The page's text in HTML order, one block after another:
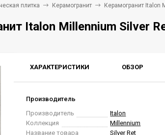
плитка Керамогранит Керамогранит Italon
Italon Millennium Silver
ХАРАКТЕРИСТИКИ ОБЗОР
Производитель
Производитель
Italon
Коллекция
Millennium
Название товара
Silver Ret